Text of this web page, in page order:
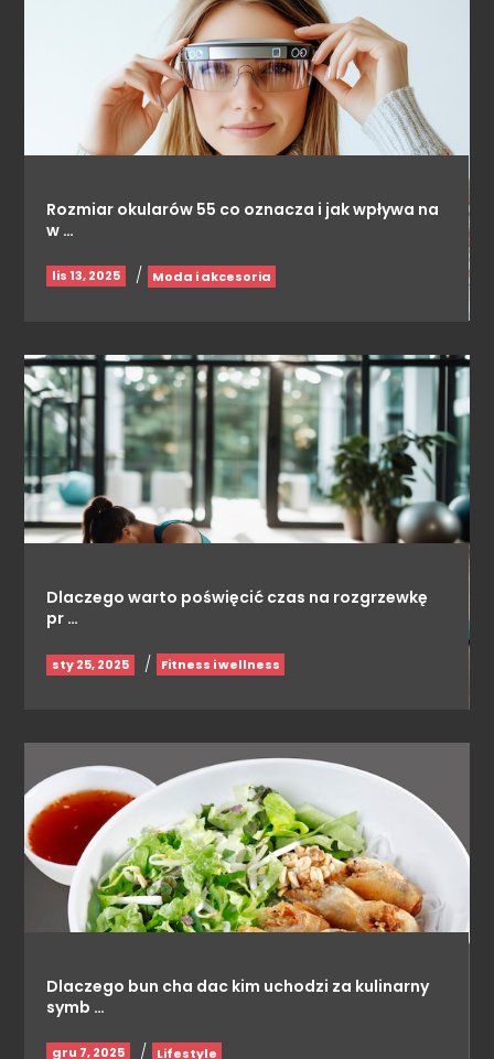
Rozmiar okularów 55 co oznacza i jak wpływa na
w …
lis 13, 2025 / Moda i akcesoria
Dlaczego warto poświęcić czas na rozgrzewkę
pr …
sty 25, 2025 / Fitness i wellness
Dlaczego bun cha dac kim uchodzi za kulinarny
symb …
gru 7, 2025 / Lifestyle